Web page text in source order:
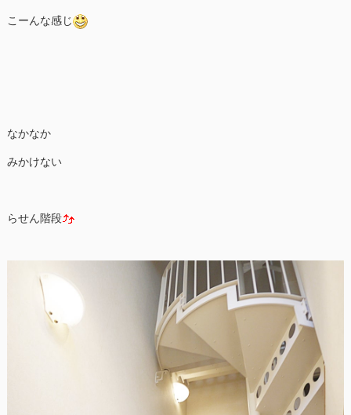
こーんな感じ
なかなか
みかけない
らせん階段